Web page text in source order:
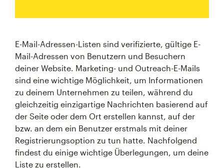
E-Mail-Adressen-Listen sind verifizierte, gültige E-
Mail-Adressen von Benutzern und Besuchern
deiner Website. Marketing- und Outreach-E-Mails
sind eine wichtige Möglichkeit, um Informationen
zu deinem Unternehmen zu teilen, während du
gleichzeitig einzigartige Nachrichten basierend auf
der Seite oder dem Ort erstellen kannst, auf der
bzw. an dem ein Benutzer erstmals mit deiner
Registrierungsoption zu tun hatte. Nachfolgend
findest du einige wichtige Überlegungen, um deine
Liste zu erstellen.